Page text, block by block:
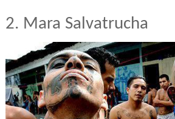
2. Mara Salvatrucha